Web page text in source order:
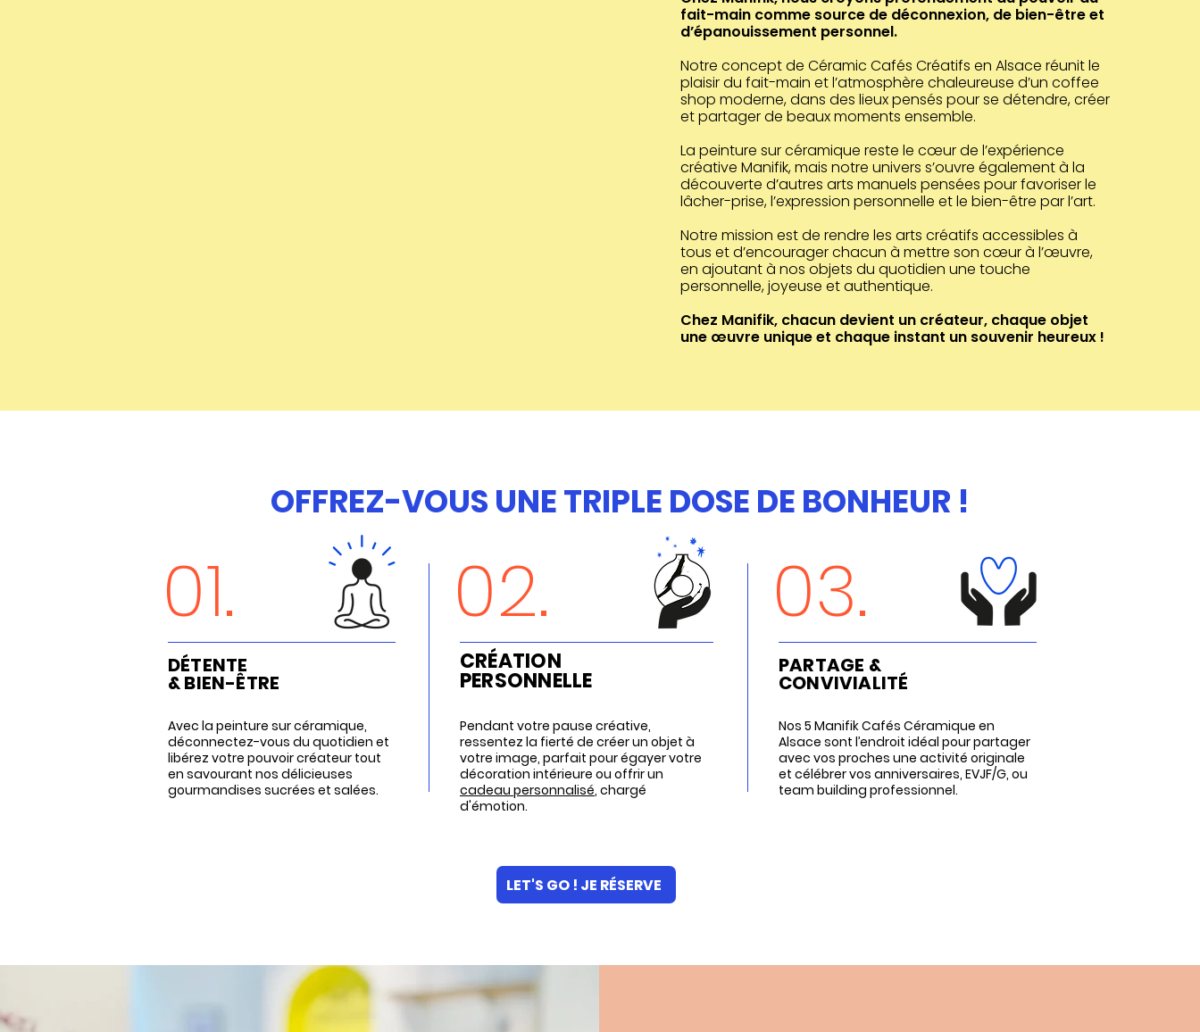
fait-main comme source de déconnexion, de bien-être et
d’épanouissement personnel.
Notre concept de Céramic Cafés Créatifs en Alsace réunit le
plaisir du fait-main et l’atmosphère chaleureuse d’un coffee
shop moderne, dans des lieux pensés pour se détendre, créer
et partager de beaux moments ensemble.
La peinture sur céramique reste le cœur de l’expérience
créative Manifik, mais notre univers s’ouvre également à la
découverte d’autres arts manuels pensées pour favoriser le
lâcher-prise, l’expression personnelle et le bien-être par l’art.
Notre mission est de rendre les arts créatifs accessibles à
tous et d’encourager chacun à mettre son cœur à l’œuvre,
en ajoutant à nos objets du quotidien une touche
personnelle, joyeuse et authentique.
Chez Manifik, chacun devient un créateur, chaque objet
une œuvre unique et chaque instant un souvenir heureux !
OFFREZ-VOUS UNE TRIPLE DOSE DE BONHEUR !
01.
DÉTENTE
& BIEN-ÊTRE
Avec la peinture sur céramique,
déconnectez-vous du quotidien et
libérez votre pouvoir créateur tout
en savourant nos délicieuses
gourmandises sucrées et salées.
02.
CRÉATION
PERSONNELLE
Pendant votre pause créative,
ressentez la fierté de créer un objet à
votre image, parfait pour égayer votre
décoration intérieure ou offrir un
cadeau personnalisé, chargé
d'émotion.
03.
PARTAGE &
CONVIVIALITÉ
Nos 5 Manifik Cafés Céramique en
Alsace sont l’endroit idéal pour partager
avec vos proches une activité originale
et célébrer vos anniversaires, EVJF/G, ou
team building professionnel.
LET'S GO ! JE RÉSERVE